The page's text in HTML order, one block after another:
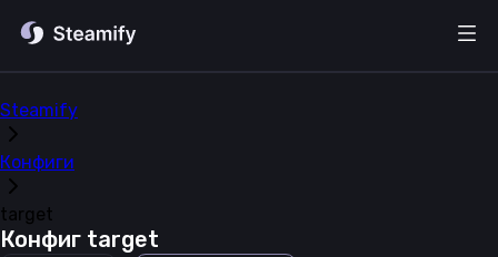
Steamify
Конфиги
target
Конфиг target